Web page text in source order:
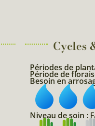
Cycles
Périodes de
Période de
Besoin en
Niveau de soin :